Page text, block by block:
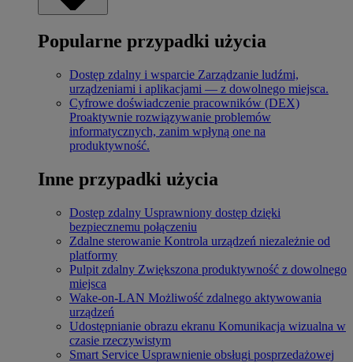
Popularne przypadki użycia
Dostęp zdalny i wsparcie Zarządzanie ludźmi,
urządzeniami i aplikacjami — z dowolnego miejsca.
Cyfrowe doświadczenie pracowników (DEX)
Proaktywnie rozwiązywanie problemów
informatycznych, zanim wpłyną one na
produktywność.
Inne przypadki użycia
Dostęp zdalny Usprawniony dostęp dzięki
bezpiecznemu połączeniu
Zdalne sterowanie Kontrola urządzeń niezależnie od
platformy
Pulpit zdalny Zwiększona produktywność z dowolnego
miejsca
Wake-on-LAN Możliwość zdalnego aktywowania
urządzeń
Udostępnianie obrazu ekranu Komunikacja wizualna w
czasie rzeczywistym
Smart Service Usprawnienie obsługi posprzedażowej